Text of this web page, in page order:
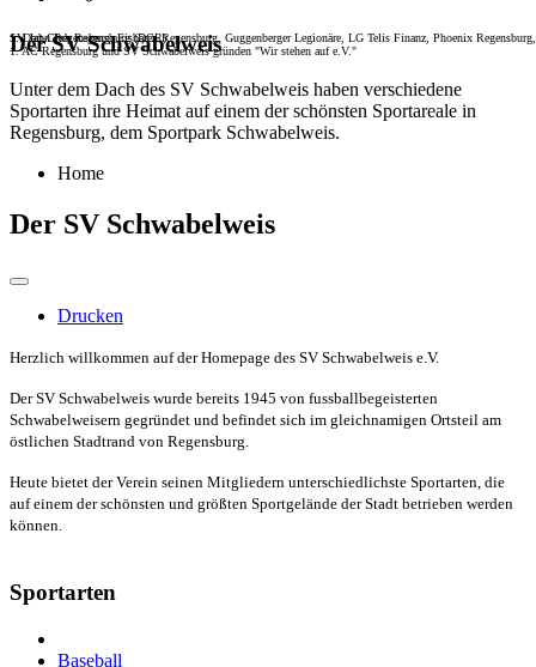
SV Jahn Regensburg, Eisbären Regensburg, Guggenberger Legionäre, LG Telis Finanz, Phoenix Regensburg,
1. AC Regensburg und SV Schwabelweis gründen "Wir stehen auf e.V."
1. Dart-Club Regensburg (DCR)
Der SV Schwabelweis
Unter dem Dach des SV Schwabelweis haben verschiedene
Sportarten ihre Heimat auf einem der schönsten Sportareale in
Regensburg, dem Sportpark Schwabelweis.
Home
Der SV Schwabelweis
Drucken
Herzlich willkommen auf der Homepage des SV Schwabelweis e.V.
Der SV Schwabelweis wurde bereits 1945 von fussballbegeisterten
Schwabelweisern gegründet und befindet sich im gleichnamigen Ortsteil am
östlichen Stadtrand von Regensburg.
Heute bietet der Verein seinen Mitgliedern unterschiedlichste Sportarten, die
auf einem der schönsten und größten Sportgelände der Stadt betrieben werden
können.
Sportarten
Baseball